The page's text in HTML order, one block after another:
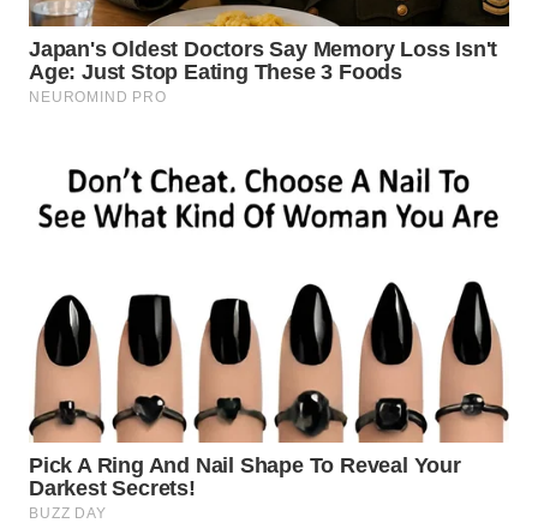
WN
TEBING
TINGGI
WN
WN
BEKASI
BOGOR
WN
DEPOK